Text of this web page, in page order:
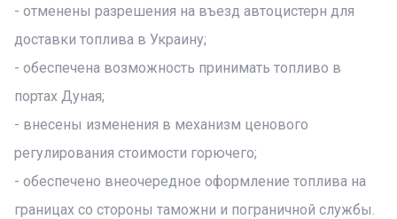
- отменены разрешения на въезд автоцистерн для
доставки топлива в Украину;
- обеспечена возможность принимать топливо в
портах Дуная;
- внесены изменения в механизм ценового
регулирования стоимости горючего;
- обеспечено внеочередное оформление топлива на
границах со стороны таможни и пограничной службы.